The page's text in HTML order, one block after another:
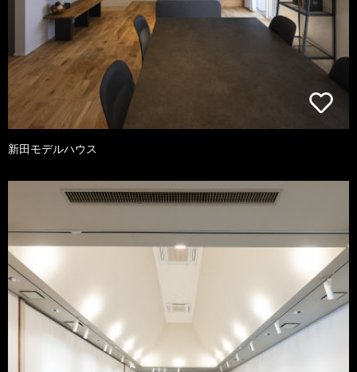
新田モデルハウス